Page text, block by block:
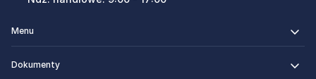
Menu
Dokumenty